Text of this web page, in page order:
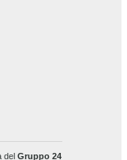
del Gruppo 24